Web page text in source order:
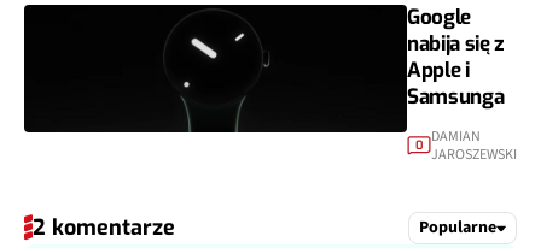
Google
nabija się z
Apple i
Samsunga
0 DAMIAN
JAROSZEWSKI
2 komentarze Popularne